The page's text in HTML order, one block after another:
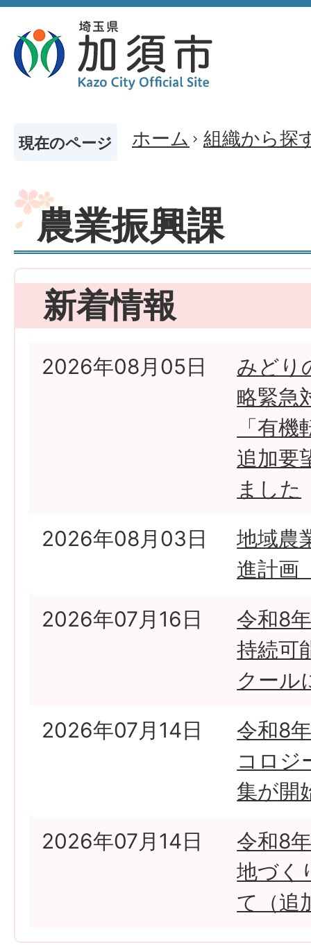
現在のページ ホーム 組織から探
農業振興課
新着情報
2026年08月05日
みどり
略緊急
「有
追加要
ました
2026年08月03日
地域農
進計画
2026年07月16日
令和8
持続可
クール
2026年07月14日
令和8
コロジ
集が開
2026年07月14日
令和8
地づく
て（追